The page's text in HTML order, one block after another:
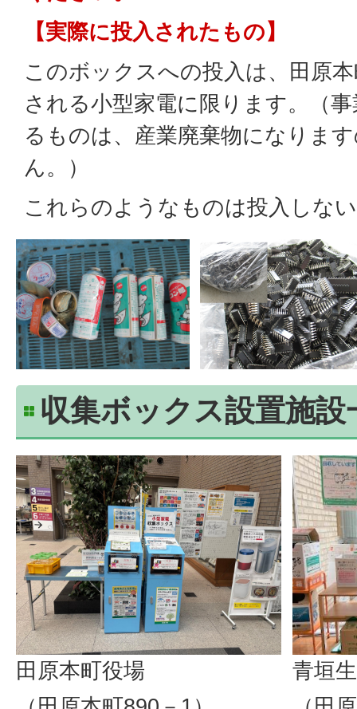
【実際に投入されたもの】
このボックスへの投入は、田原
される小型家電に限ります。（
るものは、産業廃棄物になりま
ん。）
これらのようなものは投入しな
収集ボックス設置施設
田原本町役場
青垣